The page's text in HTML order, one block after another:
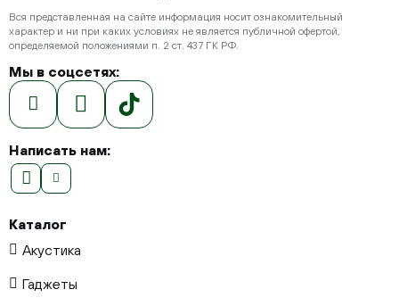
Вся представленная на сайте информация носит ознакомительный
характер и ни при каких условиях не является публичной офертой,
определяемой положениями п. 2 ст. 437 ГК РФ.
Мы в соцсетях:
Написать нам:
Каталог
Акустика
Гаджеты